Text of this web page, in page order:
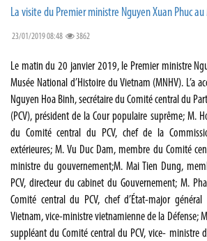
La visite du Premier ministre Nguyen Xuan Phuc au
23/01/2019 08:48 3862
Le matin du 20 janvier 2019, le Premier ministre
Musée National d’Histoire du Vietnam (MNHV). L’a
Nguyen Hoa Binh, secrétaire du Comité central du
(PCV), président de la Cour populaire suprême; M.
du Comité central du PCV, chef de la
extérieures; M. Vu Duc Dam, membre du Comité
ministre du gouvernement;M. Mai Tien Dung,
PCV, directeur du cabinet du Gouvernement; M.
Comité central du PCV, chef d’État-major
Vietnam, vice-ministre vietnamienne de la Défense;
suppléant du Comité central du PCV, vice- ministre